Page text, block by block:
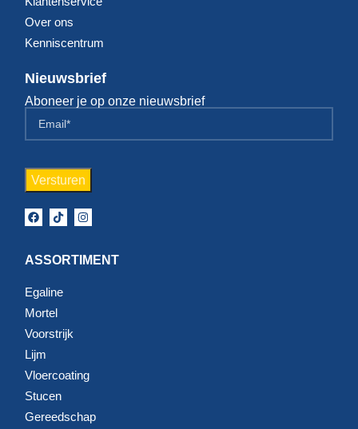
Over ons
Kenniscentrum
Nieuwsbrief
Aboneer je op onze nieuwsbrief
ASSORTIMENT
Egaline
Mortel
Voorstrijk
Lijm
Vloercoating
Stucen
Gereedschap